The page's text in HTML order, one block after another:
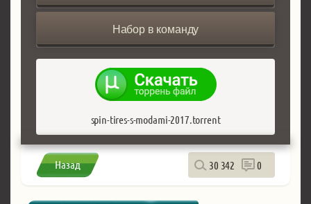
Набор в команду
spin-tires-s-modami-2017.torrent
Назад 30 342 0